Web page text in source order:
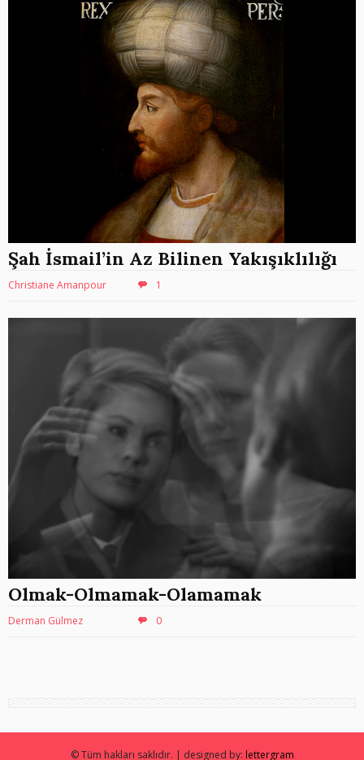
Şah İsmail’in Az Bilinen Yakışıklılığı
Christiane Amanpour 1
Olmak-Olmamak-Olamamak
Derman Gülmez 0
© Tüm hakları saklıdır. | designed by: lettergram